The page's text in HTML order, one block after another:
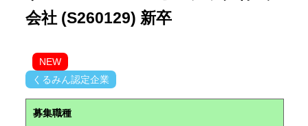
会社 (S260129) 新卒
NEW
くるみん認定企業
募集職種